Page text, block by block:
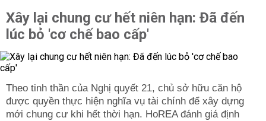
Xây lại chung cư hết niên hạn: Đã đến
lúc bỏ 'cơ chế bao cấp'
Theo tinh thần của Nghị quyết 21, chủ sở hữu căn hộ
được quyền thực hiện nghĩa vụ tài chính để xây dựng
mới chung cư khi hết thời hạn. HoREA đánh giá định